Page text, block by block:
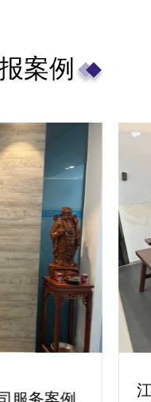
案例
：广东科